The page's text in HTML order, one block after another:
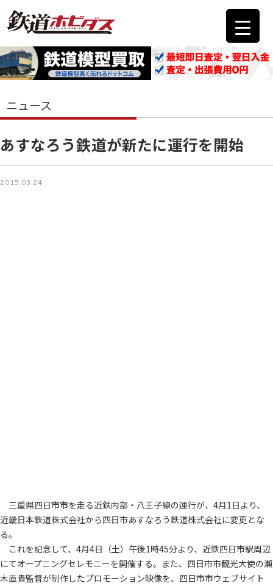
ニュース
あすなろう鉄道が新たに運行を開始
2015.03.24
三重県四日市市を走る近鉄内部・八王子線の運行が、4月1日より、
近畿日本鉄道株式会社から四日市あすなろう鉄道株式会社に変更とな
る。
これを記念して、4月4日（土）午後1時45分より、近鉄四日市駅周辺
にてオープニングセレモニーを開催する。また、四日市市観光大使の瀬
木直貴監督が制作したプロモーション映像を、四日市市ウェブサイト